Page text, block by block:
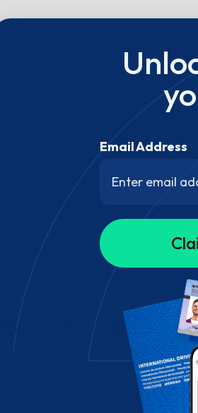
必要ですか？チャットでお問い合わせくださ
Email Address